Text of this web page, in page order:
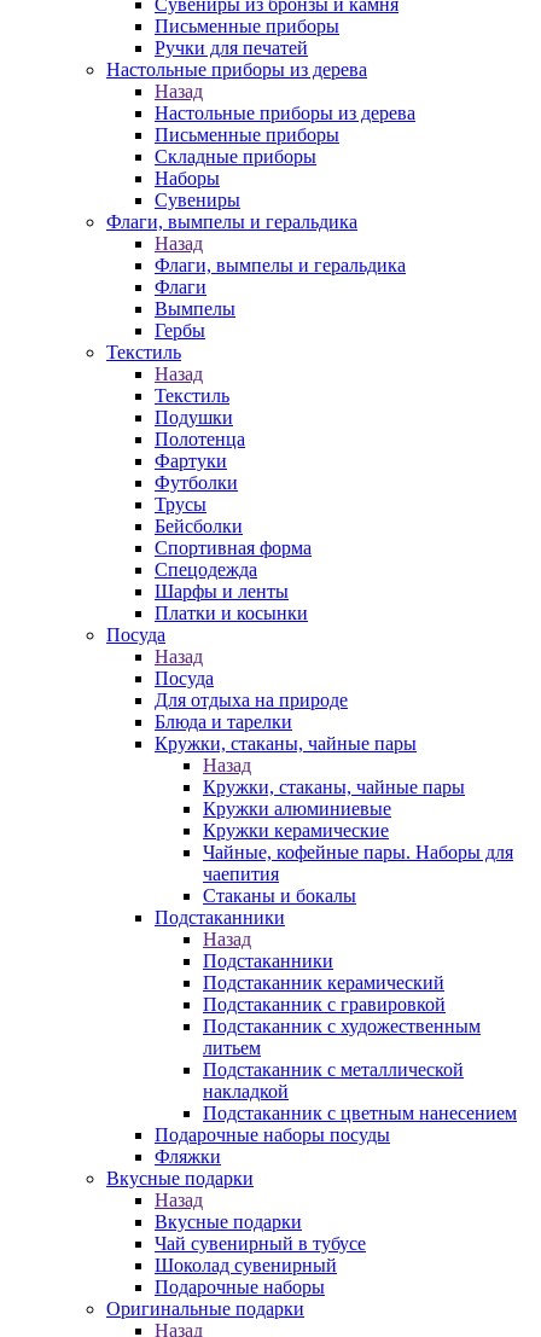
Сувениры из бронзы и камня
Письменные приборы
Ручки для печатей
Настольные приборы из дерева
Назад
Настольные приборы из дерева
Письменные приборы
Складные приборы
Наборы
Сувениры
Флаги, вымпелы и геральдика
Назад
Флаги, вымпелы и геральдика
Флаги
Вымпелы
Гербы
Текстиль
Назад
Текстиль
Подушки
Полотенца
Фартуки
Футболки
Трусы
Бейсболки
Спортивная форма
Спецодежда
Шарфы и ленты
Платки и косынки
Посуда
Назад
Посуда
Для отдыха на природе
Блюда и тарелки
Кружки, стаканы, чайные пары
Назад
Кружки, стаканы, чайные пары
Кружки алюминиевые
Кружки керамические
Чайные, кофейные пары. Наборы для
чаепития
Стаканы и бокалы
Подстаканники
Назад
Подстаканники
Подстаканник керамический
Подстаканник c гравировкой
Подстаканник с художественным
литьем
Подстаканник с металлической
накладкой
Подстаканник с цветным нанесением
Подарочные наборы посуды
Фляжки
Вкусные подарки
Назад
Вкусные подарки
Чай сувенирный в тубусе
Шоколад сувенирный
Подарочные наборы
Оригинальные подарки
Назад